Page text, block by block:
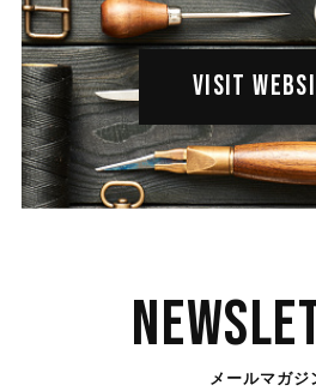
VISIT
メールマガジ